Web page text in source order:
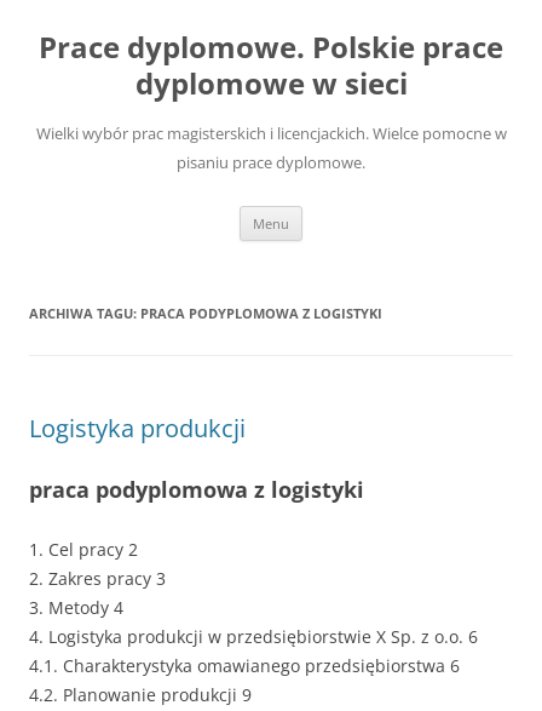
treści
Prace dyplomowe. Polskie prace
dyplomowe w sieci
Wielki wybór prac magisterskich i licencjackich. Wielce pomocne w
pisaniu prace dyplomowe.
Menu
ARCHIWA TAGU: PRACA PODYPLOMOWA Z LOGISTYKI
Logistyka produkcji
praca podyplomowa z logistyki
1. Cel pracy 2
2. Zakres pracy 3
3. Metody 4
4. Logistyka produkcji w przedsiębiorstwie X Sp. z o.o. 6
4.1. Charakterystyka omawianego przedsiębiorstwa 6
4.2. Planowanie produkcji 9